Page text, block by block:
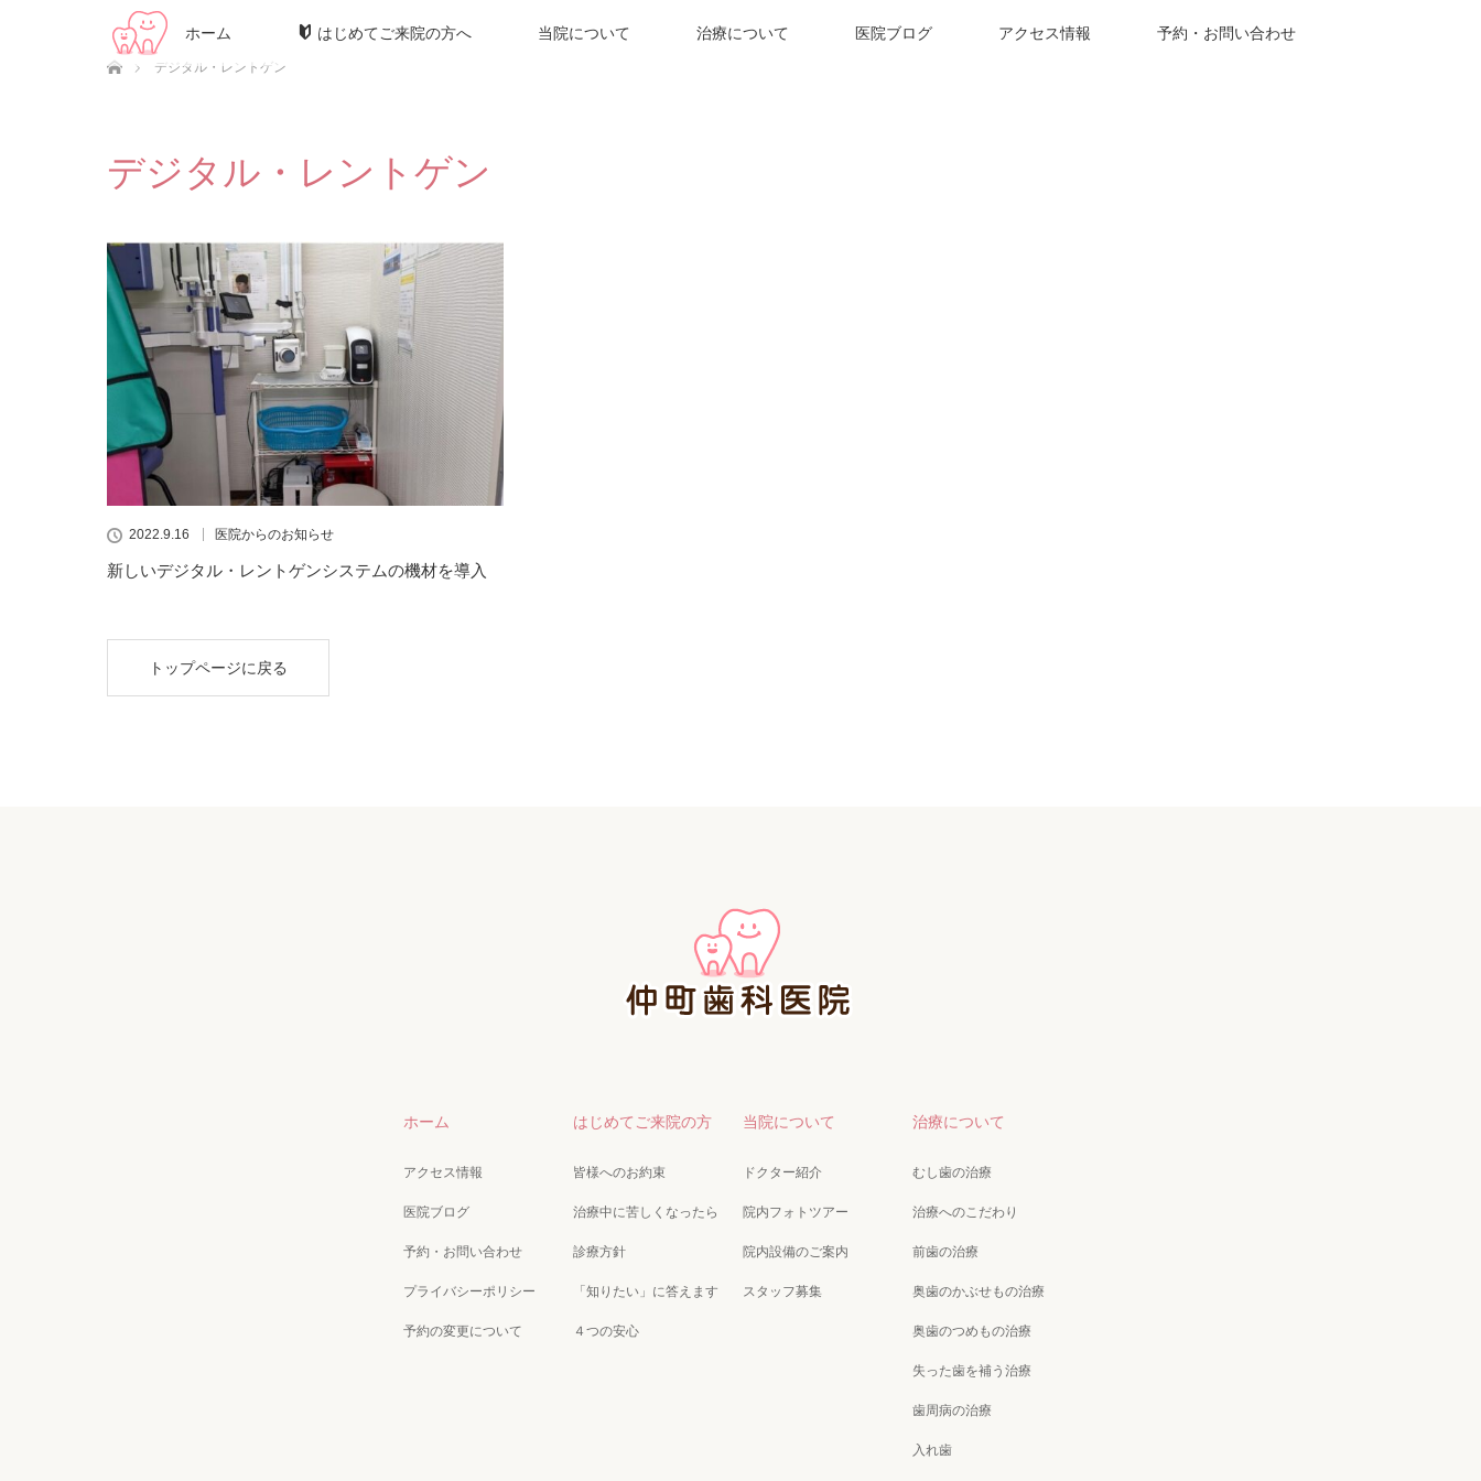
ホーム はじめてご来院の方へ 当院について 治療について 医院ブログ アクセス情報 予約・お問い合わせ
ホーム
デジタル・レントゲン
デジタル・レントゲン
2022.9.16 医院からのお知らせ
新しいデジタル・レントゲンシステムの機材を導入
トップページに戻る
ホーム
アクセス情報
医院ブログ
予約・お問い合わせ
プライバシーポリシー
予約の変更について
はじめてご来院の方
皆様へのお約束
治療中に苦しくなったら
診療方針
「知りたい」に答えます
４つの安心
当院について
ドクター紹介
院内フォトツアー
院内設備のご案内
スタッフ募集
治療について
むし歯の治療
治療へのこだわり
前歯の治療
奥歯のかぶせもの治療
奥歯のつめもの治療
失った歯を補う治療
歯周病の治療
入れ歯